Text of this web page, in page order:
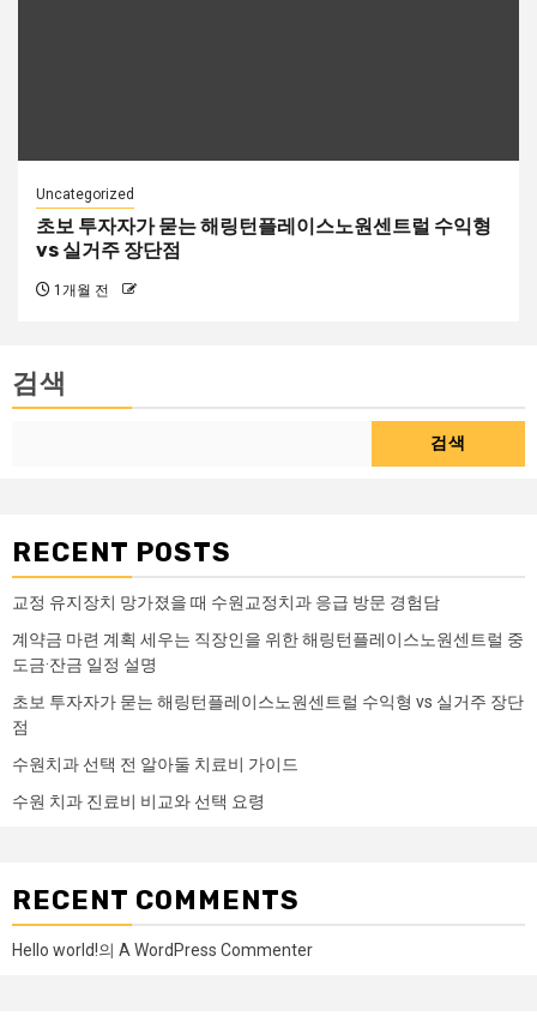
Uncategorized
초보 투자자가 묻는 해링턴플레이스노원센트럴 수익형
vs 실거주 장단점
1개월 전
검색
검색
RECENT POSTS
교정 유지장치 망가졌을 때 수원교정치과 응급 방문 경험담
계약금 마련 계획 세우는 직장인을 위한 해링턴플레이스노원센트럴 중
도금·잔금 일정 설명
초보 투자자가 묻는 해링턴플레이스노원센트럴 수익형 vs 실거주 장단
점
수원치과 선택 전 알아둘 치료비 가이드
수원 치과 진료비 비교와 선택 요령
RECENT COMMENTS
Hello world!의 A WordPress Commenter